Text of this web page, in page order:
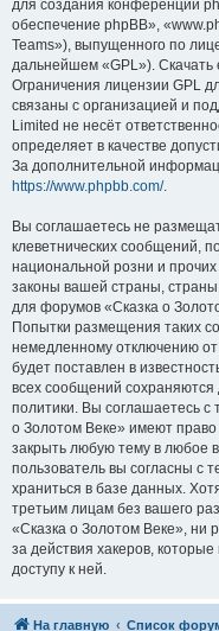
для создания конференций
обеспечение phpBB»,
Teams»), выпущенного по
дальнейшем «GPL»). Скачать
Ограничения лицензии GPL
связаны с организацией и
Limited не несёт
определяет в качестве
За дополнительной
https://www.phpbb.com/.
Вы соглашаетесь не
клеветнических сообщений,
национальной розни и
законы вашей страны,
для форумов «Сказка о
Попытки размещения таких
немедленному отключению
будет поставлен в
всех сообщений
политики. Вы соглашаетесь
о Золотом Веке» имеют право
закрыть любую тему в любое
пользователь вы согласны с
храниться в базе данных.
третьим лицам без вашего
«Сказка о Золотом Веке», ни
за действия хакеров,
доступу к ней.
На главную Список